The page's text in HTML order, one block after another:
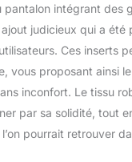
faire
d'exercices.
pratiques :
avec une
genouillères
design
pantalon intégrant des
judicieux qui a été
Ces inserts
vous proposant ainsi
inconfort. Le tissu
par sa solidité, tout
pourrait retrouver